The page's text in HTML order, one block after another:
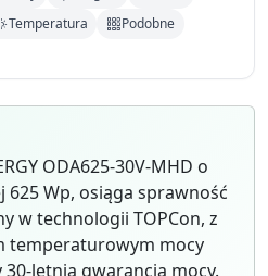
Temperatura
Podobne
ODA625-30V-MHD o
625 Wp, osiąga sprawność
w technologii TOPCon, z
temperaturowym mocy
30-letnią gwarancją mocy.